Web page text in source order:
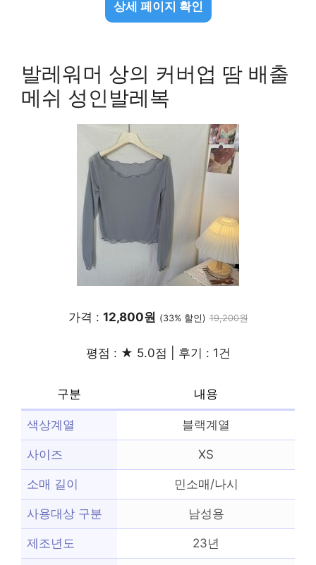
상세 페이지 확인
발레워머 상의 커버업 땀 배출
메쉬 성인발레복
가격 : 12,800원 (33% 할인) 19,200원
평점 : ★ 5.0점 | 후기 : 1건
구분 내용
색상계열 블랙계열
사이즈 XS
소매 길이 민소매/나시
사용대상 구분 남성용
제조년도 23년